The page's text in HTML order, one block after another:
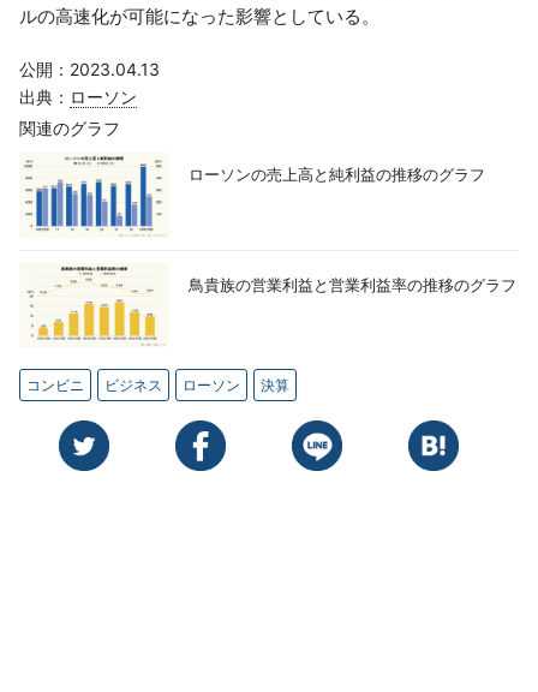
ルの高速化が可能になった影響としている。
公開：2023.04.13
出典： ローソン
関連のグラフ
ローソンの売上高と純利益の推移のグラフ
鳥貴族の営業利益と営業利益率の推移のグラフ
コンビニ ビジネス ローソン 決算